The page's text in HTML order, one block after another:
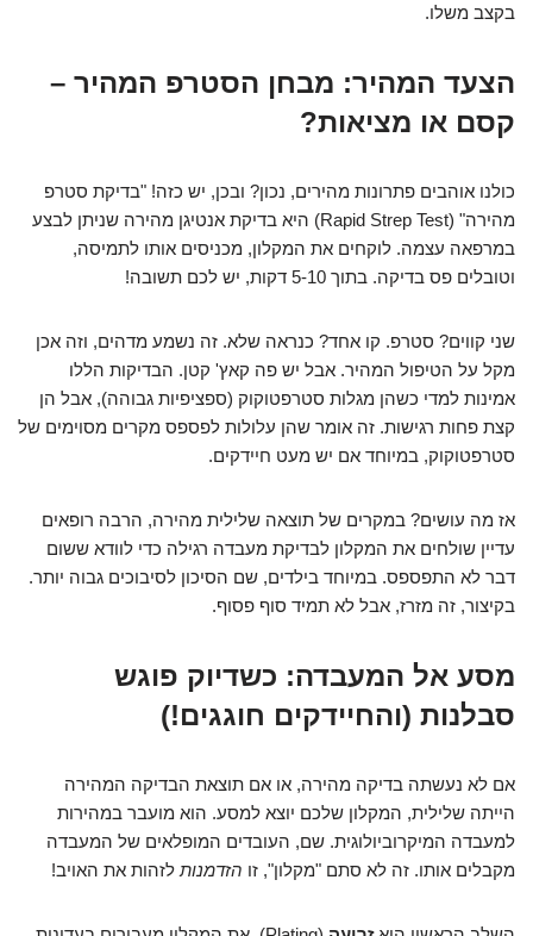
בקצב משלו.
הצעד המהיר: מבחן הסטרפ המהיר –
קסם או מציאות?
כולנו אוהבים פתרונות מהירים, נכון? ובכן, יש כזה! "בדיקת סטרפ
מהירה" (Rapid Strep Test) היא בדיקת אנטיגן מהירה שניתן לבצע
במרפאה עצמה. לוקחים את המקלון, מכניסים אותו לתמיסה,
וטובלים פס בדיקה. בתוך 5-10 דקות, יש לכם תשובה!
שני קווים? סטרפ. קו אחד? כנראה שלא. זה נשמע מדהים, וזה אכן
מקל על הטיפול המהיר. אבל יש פה קאץ' קטן. הבדיקות הללו
אמינות למדי כשהן מגלות סטרפטוקוק (ספציפיות גבוהה), אבל הן
קצת פחות רגישות. זה אומר שהן עלולות לפספס מקרים מסוימים של
סטרפטוקוק, במיוחד אם יש מעט חיידקים.
אז מה עושים? במקרים של תוצאה שלילית מהירה, הרבה רופאים
עדיין שולחים את המקלון לבדיקת מעבדה רגילה כדי לוודא ששום
דבר לא התפספס. במיוחד בילדים, שם הסיכון לסיבוכים גבוה יותר.
בקיצור, זה מזרז, אבל לא תמיד סוף פסוף.
מסע אל המעבדה: כשדיוק פוגש
סבלנות (והחיידקים חוגגים!)
אם לא נעשתה בדיקה מהירה, או אם תוצאת הבדיקה המהירה
הייתה שלילית, המקלון שלכם יוצא למסע. הוא מועבר במהירות
למעבדה המיקרוביולוגית. שם, העובדים המופלאים של המעבדה
מקבלים אותו. זה לא סתם "מקלון", זו הזדמנות לזהות את האויב!